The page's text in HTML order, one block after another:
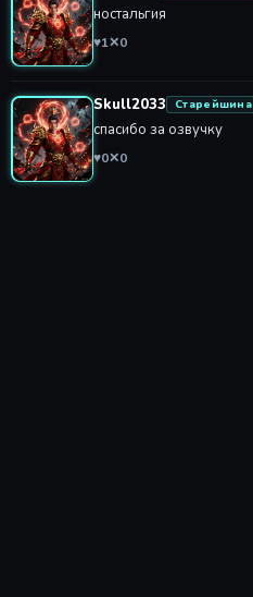
ностальгия
♥1✕0
Skull2033 Старейшина
спасибо за озвучку
♥0✕0